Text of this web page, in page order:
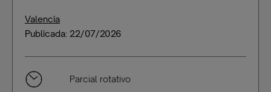
Valencia
Publicada: 22/07/2026
Parcial rotativo